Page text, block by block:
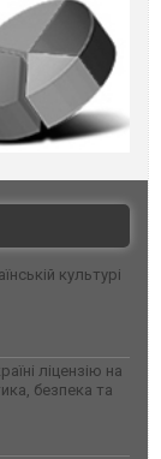
культурі
ліцензію на
безпека та